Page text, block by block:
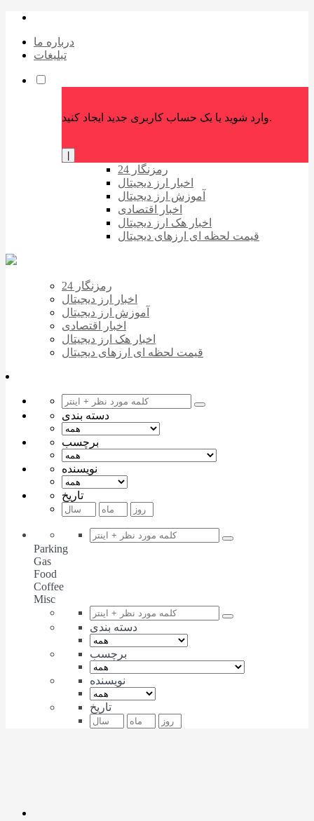
درباره ما
تبلیغات
وارد شوید یا یک حساب کاربری جدید ایجاد کنید.
رمزنگار 24
اخبار ارز دیجیتال
آموزش ارز دیجیتال
اخبار اقتصادی
اخبار هک ارز دیجیتال
قیمت لحظه ای ارزهای دیجیتال
رمزنگار 24
اخبار ارز دیجیتال
آموزش ارز دیجیتال
اخبار اقتصادی
اخبار هک ارز دیجیتال
قیمت لحظه ای ارزهای دیجیتال
دسته بندی
برچسب
نویسنده
تاریخ
Parking
Gas
Food
Coffee
Misc
دسته بندی
برچسب
نویسنده
تاریخ